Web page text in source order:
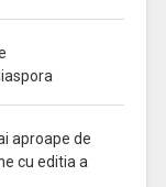
aproape de
cu editia a